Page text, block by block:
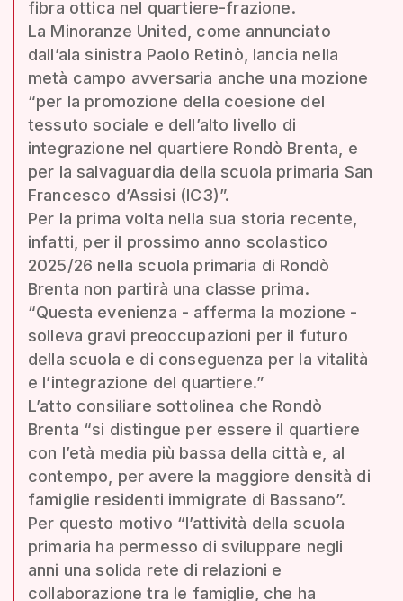
fibra ottica nel quartiere-frazione.
La Minoranze United, come annunciato
dall’ala sinistra Paolo Retinò, lancia nella
metà campo avversaria anche una mozione
“per la promozione della coesione del
tessuto sociale e dell’alto livello di
integrazione nel quartiere Rondò Brenta, e
per la salvaguardia della scuola primaria San
Francesco d’Assisi (IC3)”.
Per la prima volta nella sua storia recente,
infatti, per il prossimo anno scolastico
2025/26 nella scuola primaria di Rondò
Brenta non partirà una classe prima.
“Questa evenienza - afferma la mozione -
solleva gravi preoccupazioni per il futuro
della scuola e di conseguenza per la vitalità
e l’integrazione del quartiere.”
L’atto consiliare sottolinea che Rondò
Brenta “si distingue per essere il quartiere
con l’età media più bassa della città e, al
contempo, per avere la maggiore densità di
famiglie residenti immigrate di Bassano”.
Per questo motivo “l’attività della scuola
primaria ha permesso di sviluppare negli
anni una solida rete di relazioni e
collaborazione tra le famiglie, che ha